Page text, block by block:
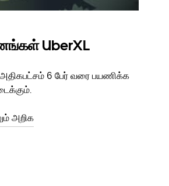
UberXL
அதிகபட்சம் 6 பேர் வரை பயணிக்க
அறிக